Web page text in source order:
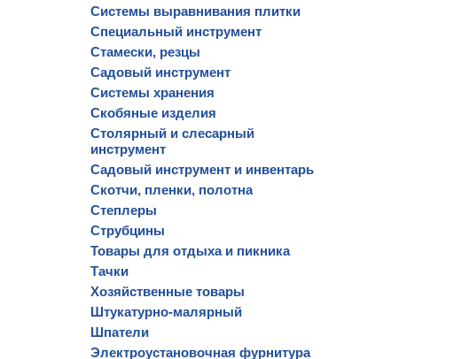
Системы выравнивания плитки
Специальный инструмент
Стамески, резцы
Садовый инструмент
Системы хранения
Скобяные изделия
Столярный и слесарный
инструмент
Садовый инструмент и инвентарь
Скотчи, пленки, полотна
Степлеры
Струбцины
Товары для отдыха и пикника
Тачки
Хозяйственные товары
Штукатурно-малярный
Шпатели
Электроустановочная фурнитура